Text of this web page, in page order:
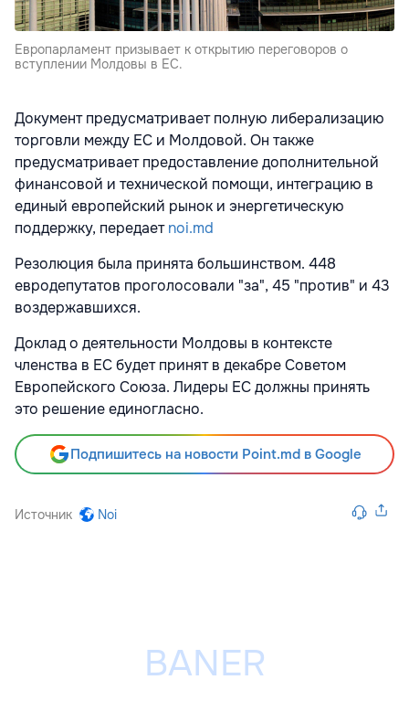
Европарламент призывает к открытию переговоров о
вступлении Молдовы в ЕС.
Документ предусматривает полную либерализацию
торговли между ЕС и Молдовой. Он также
предусматривает предоставление дополнительной
финансовой и технической помощи, интеграцию в
единый европейский рынок и энергетическую
поддержку, передаетnoi.md
Резолюция была принята большинством. 448
евродепутатов проголосовали "за", 45 "против" и 43
воздержавшихся.
Доклад о деятельности Молдовы в контексте
членства в ЕС будет принят в декабре Советом
Европейского Союза. Лидеры ЕС должны принять
это решение единогласно.
Подпишитесь на новости Point.md в Google
Источник Noi